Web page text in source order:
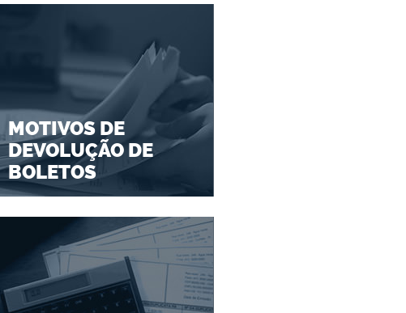
MOTIVOS DE
DEVOLUÇÃO DE
BOLETOS